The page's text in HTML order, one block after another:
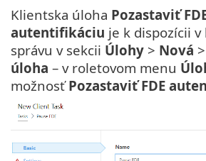
Klientska úloha Pozastaviť
autentifikáciu je k dispozícii
správu v sekcii Úlohy > Nová >
úloha – v roletovom menu
možnosťPozastaviť FDE